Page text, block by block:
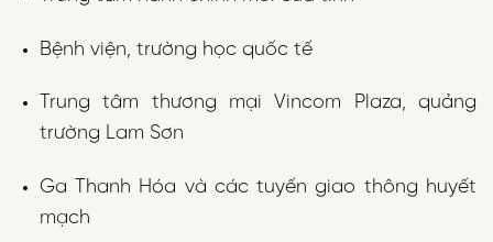
Bệnh viện, trường học quốc tế
Trung tâm thương mại Vincom Plaza, quảng
trường Lam Sơn
Ga Thanh Hóa và các tuyến giao thông huyết
mạch